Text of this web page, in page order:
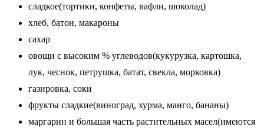
сладкое(тортики, конфеты, вафли, шоколад)
хлеб, батон, макароны
сахар
овощи с высоким % углеводов(кукурузка, картошка,
лук, чеснок, петрушка, батат, свекла, морковка)
газировка, соки
фрукты сладкие(виноград, хурма, манго, бананы)
маргарин и большая часть растительных масел(имеются